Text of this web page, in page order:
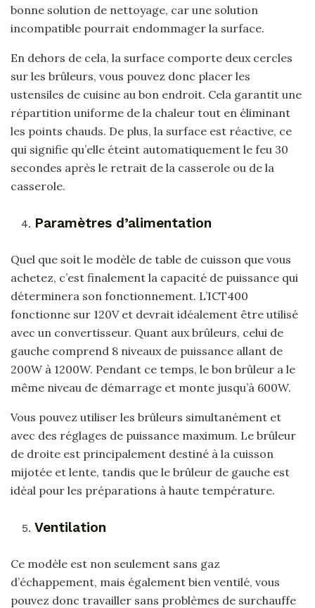
bonne solution de nettoyage, car une solution
incompatible pourrait endommager la surface.
En dehors de cela, la surface comporte deux cercles
sur les brûleurs, vous pouvez donc placer les
ustensiles de cuisine au bon endroit. Cela garantit une
répartition uniforme de la chaleur tout en éliminant
les points chauds. De plus, la surface est réactive, ce
qui signifie qu’elle éteint automatiquement le feu 30
secondes après le retrait de la casserole ou de la
casserole.
Paramètres d’alimentation
Quel que soit le modèle de table de cuisson que vous
achetez, c’est finalement la capacité de puissance qui
déterminera son fonctionnement. L’ICT400
fonctionne sur 120V et devrait idéalement être utilisé
avec un convertisseur. Quant aux brûleurs, celui de
gauche comprend 8 niveaux de puissance allant de
200W à 1200W. Pendant ce temps, le bon brûleur a le
même niveau de démarrage et monte jusqu’à 600W.
Vous pouvez utiliser les brûleurs simultanément et
avec des réglages de puissance maximum. Le brûleur
de droite est principalement destiné à la cuisson
mijotée et lente, tandis que le brûleur de gauche est
idéal pour les préparations à haute température.
Ventilation
Ce modèle est non seulement sans gaz
d’échappement, mais également bien ventilé, vous
pouvez donc travailler sans problèmes de surchauffe